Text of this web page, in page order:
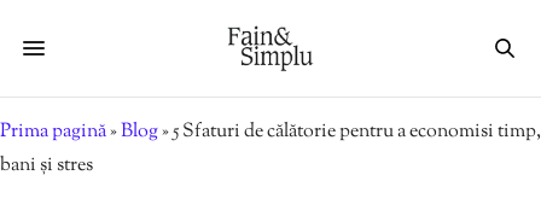
Prima pagină»Blog»5 Sfaturi de călătorie pentru a economisi timp,
bani și stres